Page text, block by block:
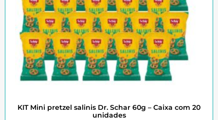
KIT Mini pretzel salinis Dr. Schar 60g – Caixa com 20
unidades